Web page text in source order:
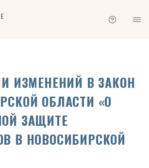
ИЗМЕНЕНИЙ В ЗАКОН
ОБЛАСТИ «О
ЗАЩИТЕ
В НОВОСИБИРСКОЙ